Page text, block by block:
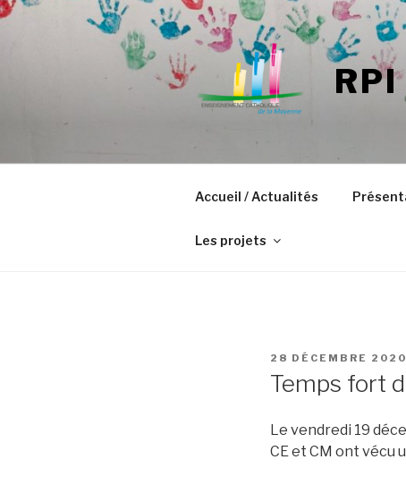
Aller
Accueil / Actualités
Les projets
PUBLIÉ
28 DÉCEMBRE 2020
Temps fort
Le vendredi 19
CE et CM ont vécu